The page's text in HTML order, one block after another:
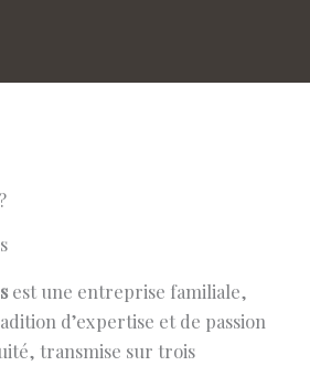
est une entreprise familiale,
d’expertise et de passion
transmise sur trois